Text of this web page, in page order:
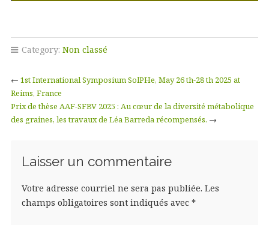
Category: Non classé
← 1st International Symposium SolPHe, May 26 th-28 th 2025 at
Reims, France
Prix de thèse AAF-SFBV 2025 : Au cœur de la diversité métabolique
des graines, les travaux de Léa Barreda récompensés. →
Laisser un commentaire
Votre adresse courriel ne sera pas publiée. Les
champs obligatoires sont indiqués avec *